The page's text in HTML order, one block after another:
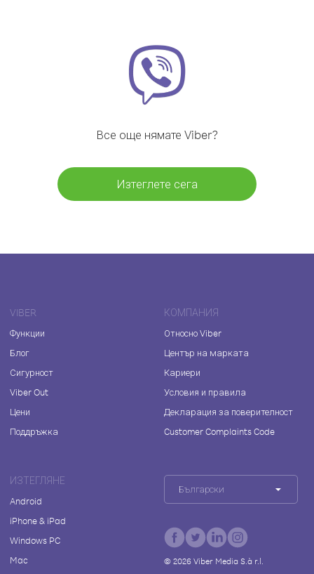
Все още нямате Viber?
Изтеглете сега
VIBER
Функции
Блог
Сигурност
Viber Out
Цени
Поддръжка
КОМПАНИЯ
Относно Viber
Център на марката
Кариери
Условия и правила
Декларация за поверителност
Customer Complaints Code
ИЗТЕГЛЯНЕ
Android
iPhone & iPad
Windows PC
Mac
Български
© 2026Viber Media S.à r.l.